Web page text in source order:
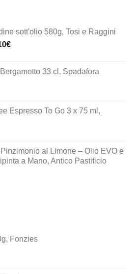
sott'olio 580g, Tosi e Raggini
€Il
è:
33 cl, Spadafora
Espresso To Go 3 x 75 ml,
al Limone – Olio EVO e
a Mano, Antico Pastificio
Fonzies